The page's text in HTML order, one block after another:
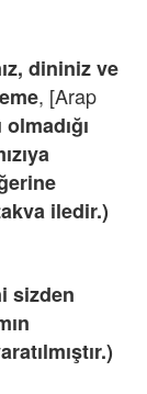
dininiz ve
, [Arap
iledir.)
sizden